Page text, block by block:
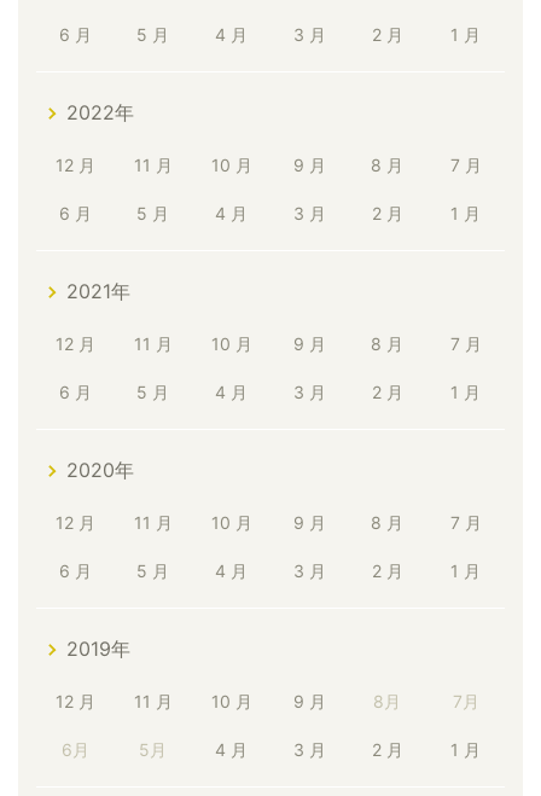
6 月 5 月 4 月 3 月 2 月 1 月
2022年
12 月 11 月 10 月 9 月 8 月 7 月
6 月 5 月 4 月 3 月 2 月 1 月
2021年
12 月 11 月 10 月 9 月 8 月 7 月
6 月 5 月 4 月 3 月 2 月 1 月
2020年
12 月 11 月 10 月 9 月 8 月 7 月
6 月 5 月 4 月 3 月 2 月 1 月
2019年
12 月 11 月 10 月 9 月 8月 7月
6月 5月 4 月 3 月 2 月 1 月